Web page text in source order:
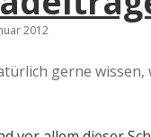
2012
gerne